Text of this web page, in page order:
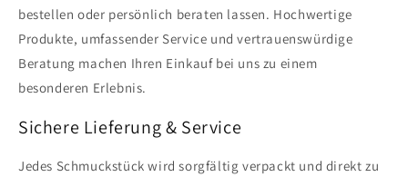
bestellen oder persönlich beraten lassen. Hochwertige
Produkte, umfassender Service und vertrauenswürdige
Beratung machen Ihren Einkauf bei uns zu einem
besonderen Erlebnis.
Sichere Lieferung & Service
Jedes Schmuckstück wird sorgfältig verpackt und direkt zu